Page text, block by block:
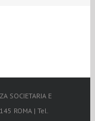
SOCIETARIA E
ROMA | Tel.